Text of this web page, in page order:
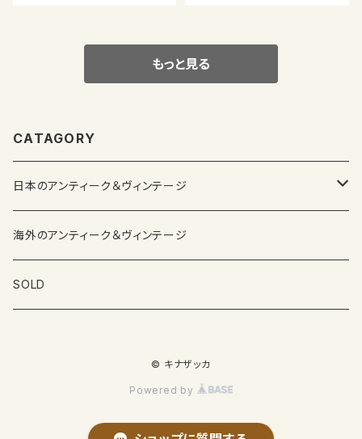
もっと見る
CATAGORY
日本のアンティーク＆ヴィンテージ
カップ＆ソーサー
ガラス製品
海外のアンティーク＆ヴィンテージ
SOLD
© キナザッカ
Powered by